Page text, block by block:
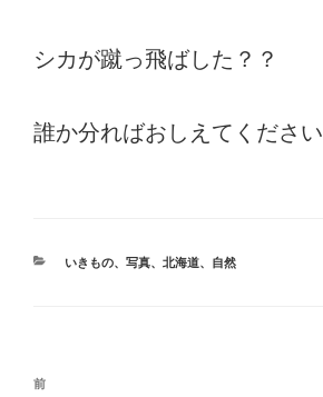
シカが蹴っ飛ばした？？
誰か分ればおしえてください
カ
いきもの、 写真、 北海道、 自然
投
前
前